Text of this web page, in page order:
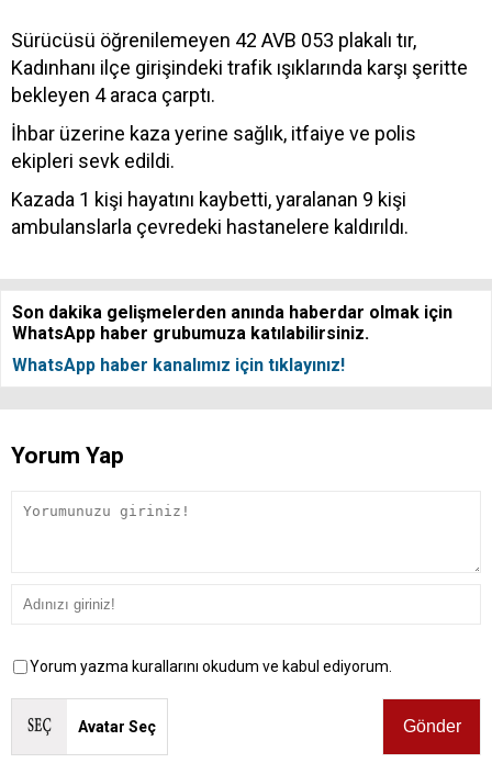
Sürücüsü öğrenilemeyen 42 AVB 053 plakalı tır,
Kadınhanı ilçe girişindeki trafik ışıklarında karşı şeritte
bekleyen 4 araca çarptı.
İhbar üzerine kaza yerine sağlık, itfaiye ve polis
ekipleri sevk edildi.
Kazada 1 kişi hayatını kaybetti, yaralanan 9 kişi
ambulanslarla çevredeki hastanelere kaldırıldı.
Son dakika gelişmelerden anında haberdar olmak için
WhatsApp haber grubumuza katılabilirsiniz.
WhatsApp haber kanalımız için tıklayınız!
Yorum Yap
Yorum yazma kurallarını okudum ve kabul ediyorum.
Avatar Seç